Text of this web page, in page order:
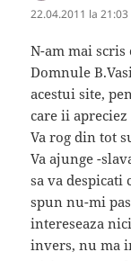
22.04.2011 la 21:03
N-am mai
Domnule
acestui site,
care ii
Va rog din tot
Va ajunge -
sa va despicati
spun nu-mi
intereseaza
invers, nu ma